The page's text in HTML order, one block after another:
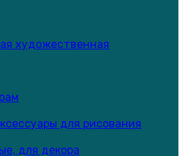
художественная
для рисования
для декора